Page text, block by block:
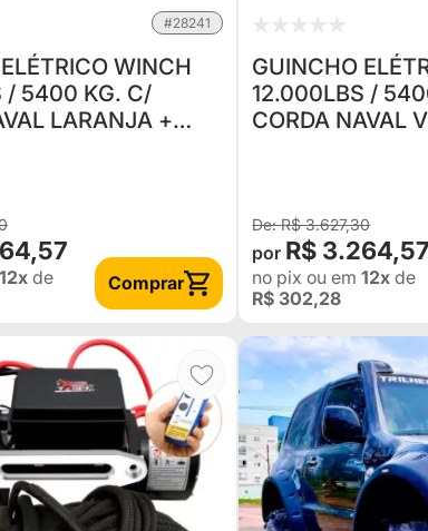
#28241
WINCH
/ 5400 KG. C/
LARANJA +
12x de
Comprar
GUINCHO
12.000LBS /
CORDA NAVAL
R$ 3.627,30
R$ 3.264,57
no pix ou em12x de
R$ 302,28